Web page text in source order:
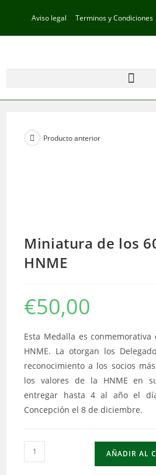
Aviso legal Terminos y Condiciones
Producto anterior
Miniatura de los
HNME
€50,00
Esta Medalla es
HNME. La otorgan los
reconocimiento a los socios
los valores de la HNME en
entregar hasta 4 al año el
Concepción el 8 de diciembre.
AÑADIR AL